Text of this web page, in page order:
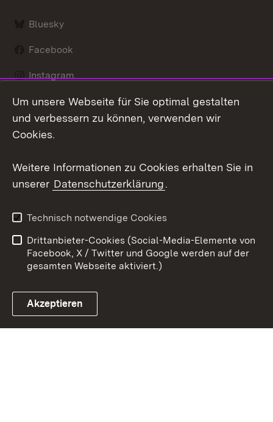
Bluesky
Facebook
Instagram
LinkedIn
Link zum Landesportal
Datenschutz
Barrierefreiheit
Impressum
Cookies
Um unsere Webseite für Sie optimal gestalten
und verbessern zu können, verwenden wir
Cookies.
Weitere Informationen zu Cookies erhalten Sie in
unserer Datenschutzerklärung.
Technisch notwendige Cookies
Drittanbieter-Cookies (Social-Media-Elemente von
Facebook, X / Twitter und Google werden auf der
gesamten Webseite aktiviert.)
Akzeptieren